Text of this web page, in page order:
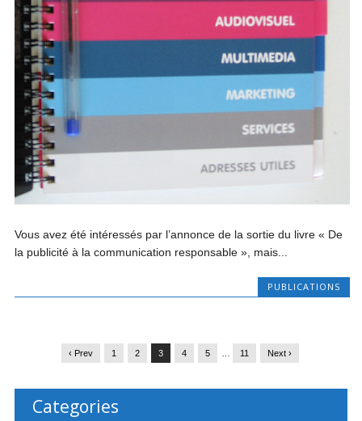
Vous avez été intéressés par l’annonce de la sortie du livre « De
la publicité à la communication responsable », mais...
PUBLICATIONS
‹ Prev 1 2 3 4 5 11 Next ›
Categories